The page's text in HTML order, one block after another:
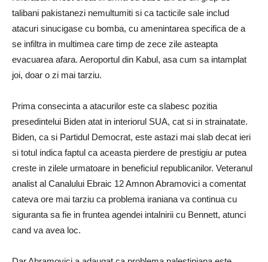
talibani pakistanezi nemultumiti si ca tacticile sale includ
atacuri sinucigase cu bomba, cu amenintarea specifica de a
se infiltra in multimea care timp de zece zile asteapta
evacuarea afara. Aeroportul din Kabul, asa cum sa intamplat
joi, doar o zi mai tarziu.
Prima consecinta a atacurilor este ca slabesc pozitia
presedintelui Biden atat in ​​interiorul SUA, cat si in strainatate.
Biden, ca si Partidul Democrat, este astazi mai slab decat ieri
si totul indica faptul ca aceasta pierdere de prestigiu ar putea
creste in zilele urmatoare in beneficiul republicanilor. Veteranul
analist al Canalului Ebraic 12 Amnon Abramovici a comentat
cateva ore mai tarziu ca problema iraniana va continua cu
siguranta sa fie in fruntea agendei intalnirii cu Bennett, atunci
cand va avea loc.